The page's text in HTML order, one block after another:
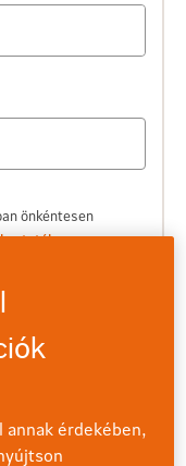
önkéntesen
érdekében,